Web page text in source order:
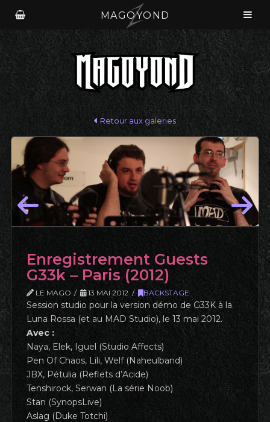
MAGOYOND
Retour aux galeries
Enregistrement Guests
G33k – Paris (2012)
LE MAGO 13 MAI 2012 BACKSTAGE
Session studio pour la version démo de G33K à la
Luna Rossa (et au MAD Studio), le 13 mai 2012.
Avec :
Naya, Elek, Iguel (Studio Affects)
Pen Of Chaos, Lili, Welf (Naheulband)
JBX, Pétulia (Reflets d’Acide)
Tenshirock, Serwan (La série Noob)
Stan (SynopsLive)
Aslag (Duke Totchi)